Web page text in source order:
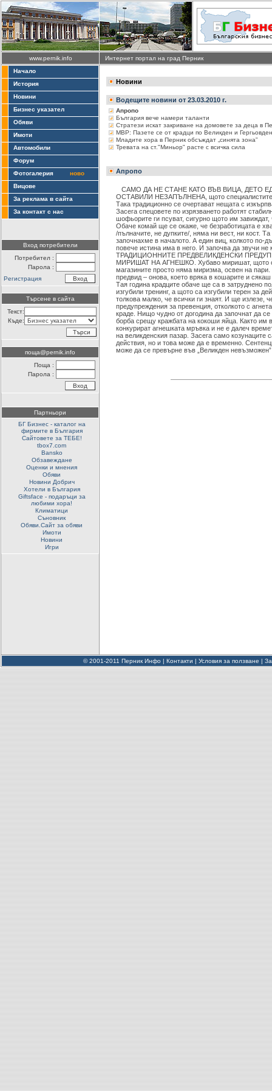
www.pernik.info
Интернет портал на град Перник
Начало
История
Новини
Бизнес указател
Обяви
Имоти
Автомобили
Форум
Фотогалерия
ново
Вицове
За реклама в сайта
За контакт с нас
Вход потребители
Потребител :
Парола :
Регистрация
Търсене в сайта
Текст:
Къде:
поща@pernik.info
Поща :
Парола :
Партньори
БГ Бизнес - каталог на
фирмите в България
Сайтовете за ТЕБЕ!
tbox7.com
Bansko
Обзавеждане
Оценки и мнения
Обяви
Новини Добрич
Хотели в България
Giftsface - подаръци за
любими хора!
Климатици
Съновник
Обяви.Сайт за обяви
Имоти
Новини
Игри
Новини
Водещите новини от 23.03.2010 г.
Апропо
България вече намери таланти
Стратези искат закриване на домовете за деца в
МВР: Пазете се от крадци по Великден и Гергьовден
Младите хора в Перник обсъждат „синята зона”
Тревата на ст."Миньор" расте с всичка сила
Апропо
САМО ДА НЕ СТАНЕ КАТО ВЪВ ВИЦА, ДЕТО
ОСТАВИЛИ НЕЗАПЪЛНЕНА, щото специалистите
Така традиционно се очертават нещата с
Засега спецовете по изрязването работят
шофьорите ги псуват, сигурно щото им завиждат,
Обаче комай ще се окаже, че безработицата е
/пълначите, не дупките/, няма ни вест, ни кост.
започнахме в началото. А един виц, колкото по-
повече истина има в него. И започва да звучи не
ТРАДИЦИОННИТЕ ПРЕДВЕЛИКДЕНСКИ
МИРИШАТ НА АГНЕШКО. Хубаво миришат, щото
магазините просто няма миризма, освен на
предвид – онова, което вряка в кошарите и
Тая година крадците обаче ще са в затруднено
изгубили тренинг, а щото са изгубили терен за
толкова малко, че всички ги знаят. И ще излезе,
предупреждения за превенция, отколкото с
краде. Нищо чудно от догодина да започнат да
борба срещу кражбата на кокоши яйца. Както им
конкурират агнешката мръвка и не е далеч
на великденския пазар. Засега само козунаците
действия, но и това може да е временно.
може да се превърне във „Великден
© 2001-2011 Перник Инфо | Контакти | Условия за ползване |